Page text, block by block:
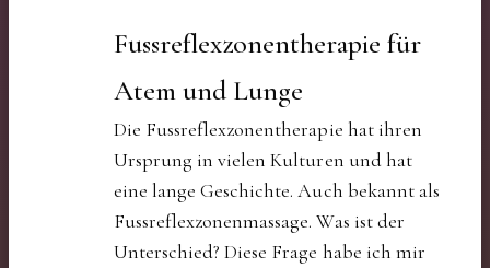
Fussreflexzonentherapie für
Atem und Lunge
Die Fussreflexzonentherapie hat ihren
Ursprung in vielen Kulturen und hat
eine lange Geschichte. Auch bekannt als
Fussreflexzonenmassage. Was ist der
Unterschied? Diese Frage habe ich mir